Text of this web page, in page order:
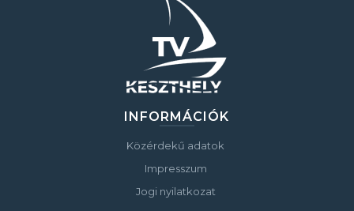
INFORMÁCIÓK
Közérdekű adatok
Impresszum
Jogi nyilatkozat